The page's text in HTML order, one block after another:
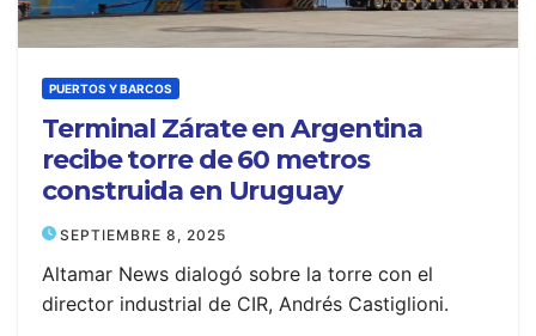
PUERTOS Y BARCOS
Terminal Zárate en Argentina
recibe torre de 60 metros
construida en Uruguay
SEPTIEMBRE 8, 2025
Altamar News dialogó sobre la torre con el
director industrial de CIR, Andrés Castiglioni.